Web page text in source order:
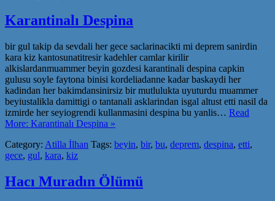
Karantinalı Despina
bir gul takip da sevdali her gece saclarinacikti mi deprem sanirdin
kara kiz kantosunatitresir kadehler camlar kirilir
alkislardanmuammer beyin gozdesi karantinali despina capkin
gulusu soyle faytona binisi kordeliadanne kadar baskaydi her
kadindan her bakimdansinirsiz bir mutlulukta uyuturdu muammer
beyiustalikla damittigi o tantanali asklarindan isgal altust etti nasil da
izmirde her seyiogrendi kullanmasini despina bu yanlis… Read
More: Karantinalı Despina »
Category: Atilla İlhan Tags: beyin, bir, bu, deprem, despina, etti,
gece, gul, kara, kiz
Hacı Muradın Ölümü